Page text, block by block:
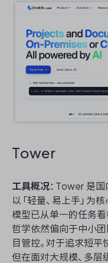
Tower
工具概况：Tower 是
以「轻量、易上手」为
模型已从单一的任务
哲学依然偏向于中小
目管控。对于追求短平
但在面对大规模、多层